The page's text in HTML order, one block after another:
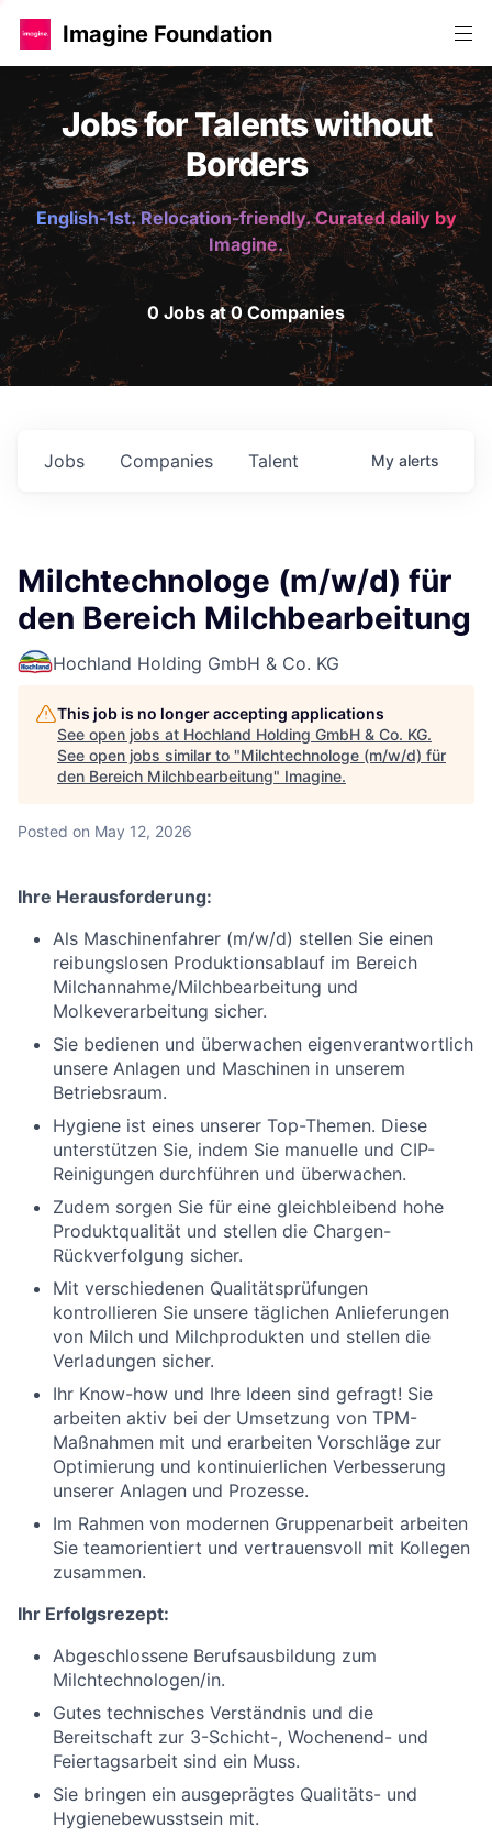
Imagine Foundation
Jobs for Talents without
Borders
English-1st. Relocation-friendly. Curated daily by
Imagine.
0 Jobs at 0 Companies
Jobs Companies Talent My alerts
Milchtechnologe (m/w/d) für
den Bereich Milchbearbeitung
Hochland Holding GmbH & Co. KG
This job is no longer accepting applications
See open jobs at Hochland Holding GmbH & Co. KG.
See open jobs similar to "Milchtechnologe (m/w/d) für
den Bereich Milchbearbeitung" Imagine.
Posted on May 12, 2026
Ihre Herausforderung:
Als Maschinenfahrer (m/w/d) stellen Sie einen
reibungslosen Produktionsablauf im Bereich
Milchannahme/Milchbearbeitung und
Molkeverarbeitung sicher.
Sie bedienen und überwachen eigenverantwortlich
unsere Anlagen und Maschinen in unserem
Betriebsraum.
Hygiene ist eines unserer Top-Themen. Diese
unterstützen Sie, indem Sie manuelle und CIP-
Reinigungen durchführen und überwachen.
Zudem sorgen Sie für eine gleichbleibend hohe
Produktqualität und stellen die Chargen-
Rückverfolgung sicher.
Mit verschiedenen Qualitätsprüfungen
kontrollieren Sie unsere täglichen Anlieferungen
von Milch und Milchprodukten und stellen die
Verladungen sicher.
Ihr Know-how und Ihre Ideen sind gefragt! Sie
arbeiten aktiv bei der Umsetzung von TPM-
Maßnahmen mit und erarbeiten Vorschläge zur
Optimierung und kontinuierlichen Verbesserung
unserer Anlagen und Prozesse.
Im Rahmen von modernen Gruppenarbeit arbeiten
Sie teamorientiert und vertrauensvoll mit Kollegen
zusammen.
Ihr Erfolgsrezept:
Abgeschlossene Berufsausbildung zum
Milchtechnologen/in.
Gutes technisches Verständnis und die
Bereitschaft zur 3-Schicht-, Wochenend- und
Feiertagsarbeit sind ein Muss.
Sie bringen ein ausgeprägtes Qualitäts- und
Hygienebewusstsein mit.